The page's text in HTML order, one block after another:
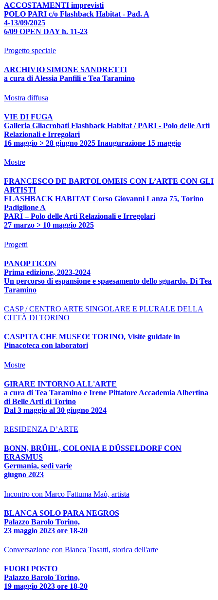
ACCOSTAMENTI imprevisti
POLO PARI c/o Flashback Habitat - Pad. A
4-13/09/2025
6/09 OPEN DAY h. 11-23
Progetto speciale
ARCHIVIO SIMONE SANDRETTI
a cura di Alessia Panfili e Tea Taramino
Mostra diffusa
VIE DI FUGA
Galleria Gliacrobati Flashback Habitat / PARI - Polo delle Arti
Relazionali e Irregolari
16 maggio > 28 giugno 2025 Inaugurazione 15 maggio
Mostre
FRANCESCO DE BARTOLOMEIS CON L’ARTE CON GLI
ARTISTI
FLASHBACK HABITAT Corso Giovanni Lanza 75, Torino
Padiglione A
PARI – Polo delle Arti Relazionali e Irregolari
27 marzo > 10 maggio 2025
Progetti
PANOPTICON
Prima edizione, 2023-2024
Un percorso di espansione e spaesamento dello sguardo. Di Tea
Taramino
CASP / CENTRO ARTE SINGOLARE E PLURALE DELLA
CITTÀ DI TORINO
CASPITA CHE MUSEO! TORINO, Visite guidate in
Pinacoteca con laboratori
Mostre
GIRARE INTORNO ALL'ARTE
a cura di Tea Taramino e Irene Pittatore Accademia Albertina
di Belle Arti di Torino
Dal 3 maggio al 30 giugno 2024
RESIDENZA D’ARTE
BONN, BRÜHL, COLONIA E DÜSSELDORF CON
ERASMUS
Germania, sedi varie
giugno 2023
Incontro con Marco Fattuma Maò, artista
BLANCA SOLO PARA NEGROS
Palazzo Barolo Torino,
23 maggio 2023 ore 18-20
Conversazione con Bianca Tosatti, storica dell'arte
FUORI POSTO
Palazzo Barolo Torino,
19 maggio 2023 ore 18-20